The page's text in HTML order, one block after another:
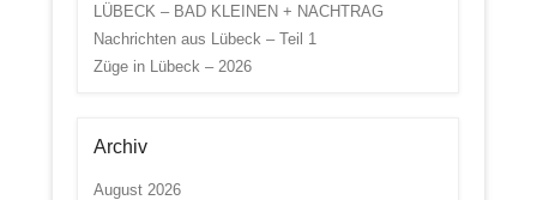
LÜBECK – BAD KLEINEN + NACHTRAG
Nachrichten aus Lübeck – Teil 1
Züge in Lübeck – 2026
Archiv
August 2026